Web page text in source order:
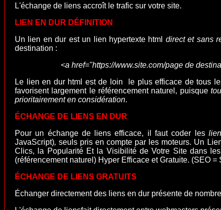
L'échange de liens accroît le trafic sur votre site.
LIEN EN DUR DÉFINITION
Un lien en dur est un lien hypertexte html direct et sans
destination :
<a href="https://www.site.com/page de
Le lien en dur html est de loin le plus efficace de tous
favorisent largement le référencement naturel, puisque
prioritairement en considération.
ÉCHANGE DE LIENS EN DUR
Pour un échange de liens efficace, il faut coder les
JavaScript), seuls pris en compte par les moteurs. Un
Clics, la Popularité Et la Visibilité de Votre Site dans
(référencement naturel) Hyper Efficace et Gratuite. (SEO
ÉCHANGE DE LIENS GRATUITS
Échanger directement des liens en dur présente de